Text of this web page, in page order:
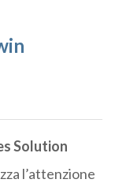
Solution
l’attenzione